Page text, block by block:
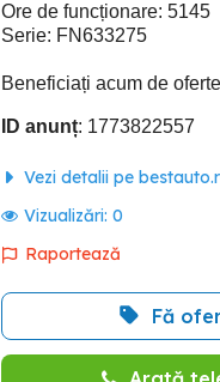
Ore de funcționare: 5145
Serie: FN633275
Beneficiați acum de
ID anunț: 1773822557
Vezi detalii pe
Vizualizări: 0
Raportează
Fă